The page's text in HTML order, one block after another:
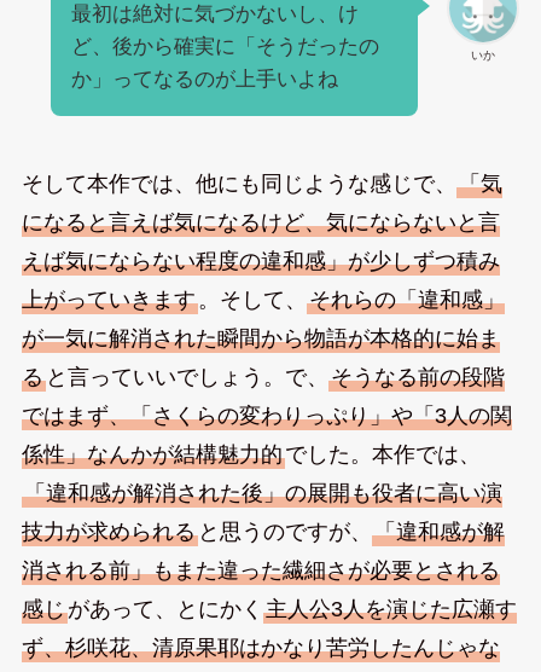
いか
最初は絶対に気づかないし、け
ど、後から確実に「そうだったの
か」ってなるのが上手いよね
そして本作では、他にも同じような感じで、 「気
になると言えば気になるけど、気にならないと言
えば気にならない程度の違和感」が少しずつ積み
上がっていきます。そして、 それらの「違和感」
が一気に解消された瞬間から物語が本格的に始ま
ると言っていいでしょう。で、 そうなる前の段階
ではまず、「さくらの変わりっぷり」や「3人の関
係性」なんかが結構魅力的でした。本作では、
「違和感が解消された後」の展開も役者に高い演
技力が求められると思うのですが、 「違和感が解
消される前」もまた違った繊細さが必要とされる
感じがあって、とにかく 主人公3人を演じた広瀬す
ず、杉咲花、清原果耶はかなり苦労したんじゃな